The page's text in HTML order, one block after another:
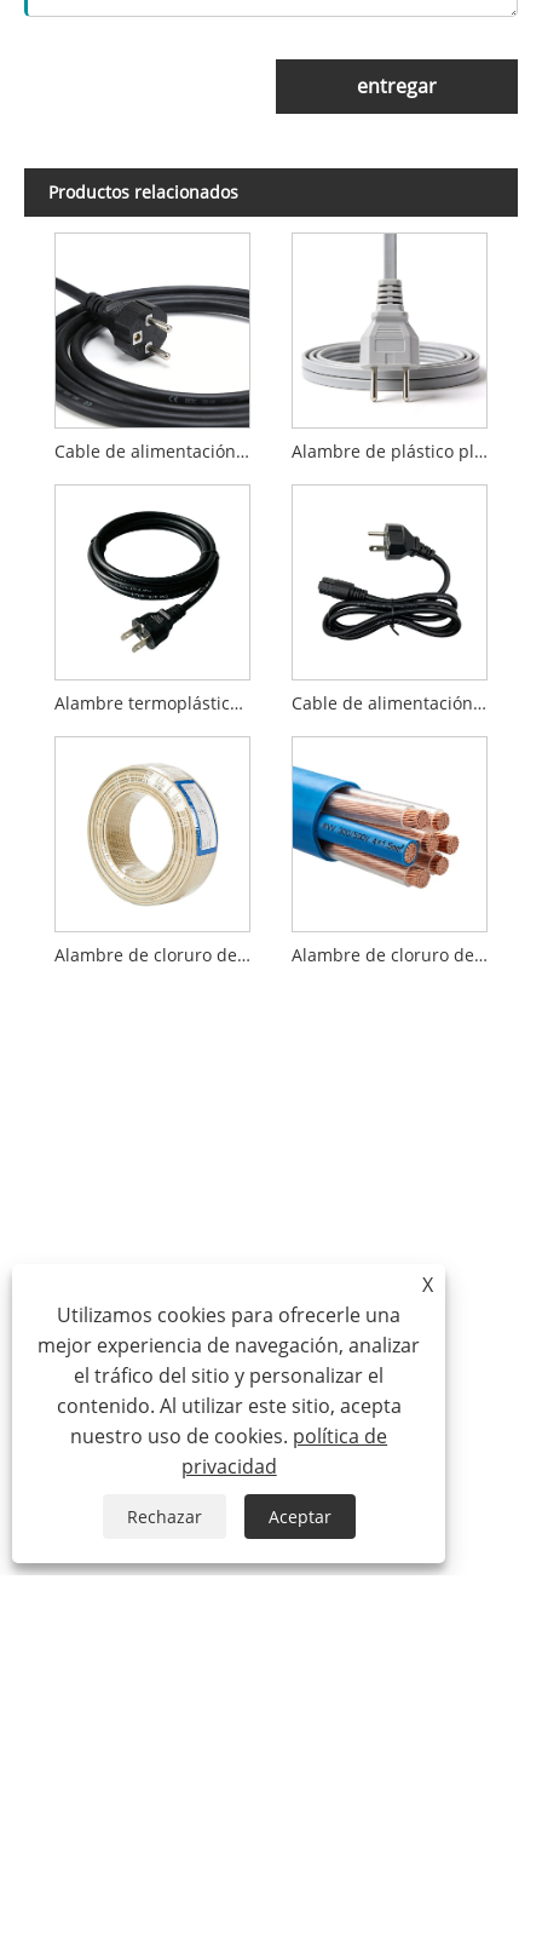
entregar
Productos relacionados
Cable de alimentación estándar europeo CE Alambre de plástico plano estándar europeo
Alambre termoplástico estándar americano SJT Cable de alimentación SPT estándar americano
Alambre de cloruro de polivinilo para interiores HVV Alambre de cloruro de polivinilo RVV
X
Utilizamos cookies para ofrecerle una
mejor experiencia de navegación, analizar
el tráfico del sitio y personalizar el
contenido. Al utilizar este sitio, acepta
nuestro uso de cookies. política de
privacidad
Rechazar Aceptar